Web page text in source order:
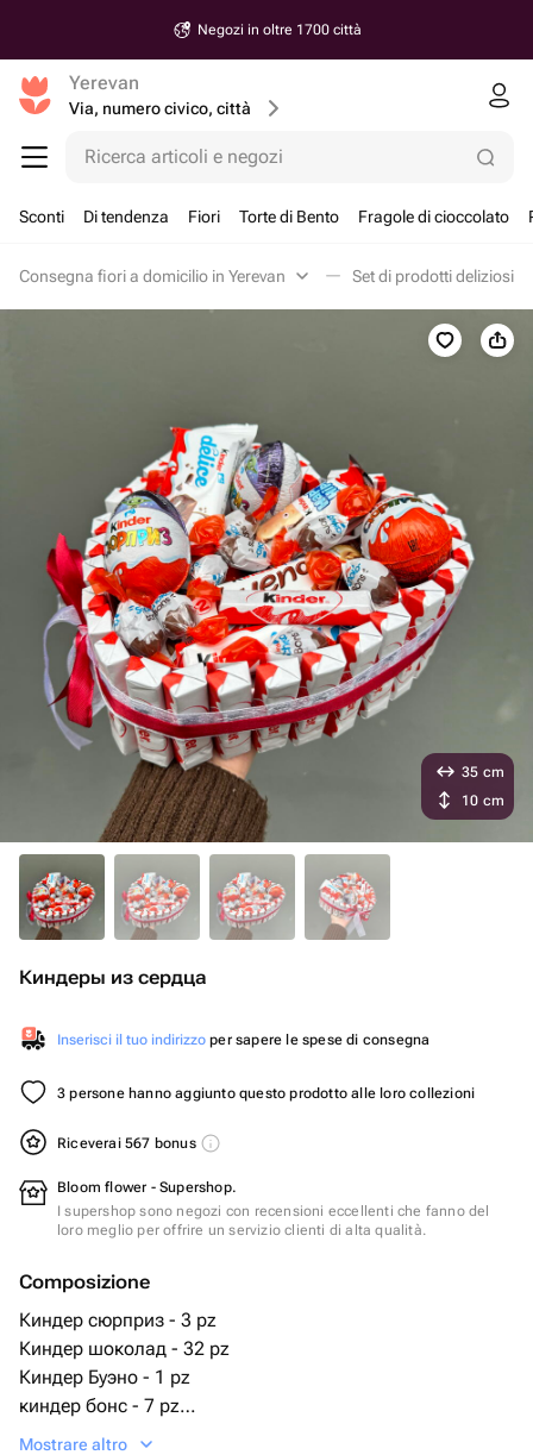
Negozi in oltre 1700 città
Yerevan
Via, numero civico, città
Ricerca articoli e negozi
Sconti Di tendenza Fiori Torte di Bento Fragole di cioccolato
Consegna fiori a domicilio in Yerevan Set di prodotti deliziosi in
Киндеры из сердца
Inserisci il tuo indirizzo per sapere le spese di consegna
3 persone hanno aggiunto questo prodotto alle loro collezioni
Riceverai 567 bonus
Bloom flower - Supershop.
I supershop sono negozi con recensioni eccellenti che fanno del
loro meglio per offrire un servizio clienti di alta qualità.
Composizione
Киндер сюрприз - 3 pz
Киндер шоколад - 32 pz
Киндер Буэно - 1 pz
киндер бонс - 7 pz
делис киндер - 1 pz
Mostrare altro
35 cm
10 cm